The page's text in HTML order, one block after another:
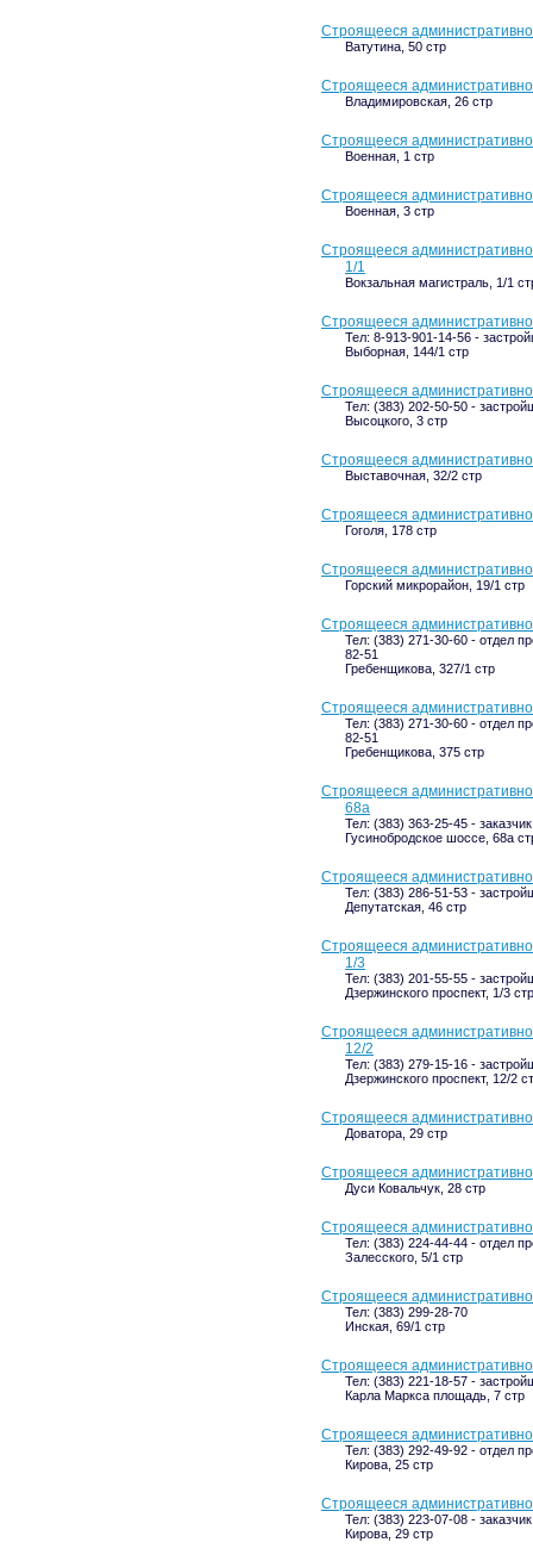
Строящееся
Ватутина, 50 стр
Строящееся
Владимировская, 26 стр
Строящееся
Военная, 1 стр
Строящееся
Военная, 3 стр
Строящееся
1/1
Вокзальная магистраль, 1/1
Строящееся
Тел: 8-913-901-14-56 -
Выборная, 144/1 стр
Строящееся
Тел: (383) 202-50-50 -
Высоцкого, 3 стр
Строящееся
Выставочная, 32/2 стр
Строящееся
Гоголя, 178 стр
Строящееся
Горский микрорайон, 19/1 стр
Строящееся
Тел: (383) 271-30-60 - отдел
82-51
Гребенщикова, 327/1 стр
Строящееся
Тел: (383) 271-30-60 - отдел
82-51
Гребенщикова, 375 стр
Строящееся
68а
Тел: (383) 363-25-45 -
Гусинобродское шоссе, 68а
Строящееся
Тел: (383) 286-51-53 -
Депутатская, 46 стр
Строящееся
1/3
Тел: (383) 201-55-55 -
Дзержинского проспект, 1/3 стр
Строящееся
12/2
Тел: (383) 279-15-16 -
Дзержинского проспект, 12/2
Строящееся
Доватора, 29 стр
Строящееся
Дуси Ковальчук, 28 стр
Строящееся
Тел: (383) 224-44-44 - отдел
Залесского, 5/1 стр
Строящееся
Тел: (383) 299-28-70
Инская, 69/1 стр
Строящееся
Тел: (383) 221-18-57 -
Карла Маркса площадь, 7 стр
Строящееся
Тел: (383) 292-49-92 - отдел
Кирова, 25 стр
Строящееся
Тел: (383) 223-07-08 - заказчик
Кирова, 29 стр